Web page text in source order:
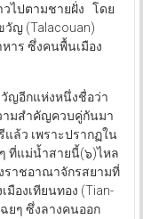
ไปตามชายฝั่ง โดย
วัญ (Talacouan)
าร ซึ่งคนพื้นเมือง
ญอีกแห่งหนึ่งชื่อว่า
ามสำคัญควบคู่กันมา
ล้ว เพราะปรากฏใน
ที่แม่น้ำสายนี้(๖)ไหล
ราชอาณาจักรสยามที่
องเทียนทอง (Tian-
ยๆ ซึ่งลางคนออก